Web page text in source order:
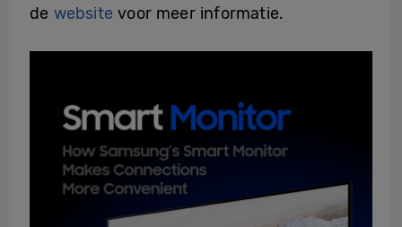
de websitevoor meer informatie.